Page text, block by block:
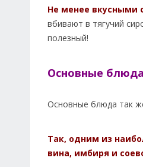
Не менее вкусными
вбивают в тягучий
полезный!
Основные
Основные блюда так
Так, одним из
вина, имбиря и